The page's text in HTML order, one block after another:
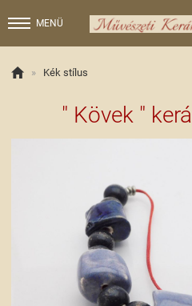
MENÜ
 » Kék stílus
" Kövek "